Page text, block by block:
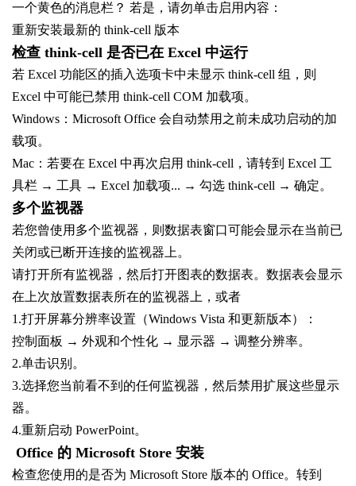
一个黄色的消息栏？ 若是，请勿单击启用内容：
重新安装最新的 think-cell 版本
检查 think-cell 是否已在 Excel 中运行
若 Excel 功能区的插入选项卡中未显示 think-cell 组，则
Excel 中可能已禁用 think-cell COM 加载项。
Windows：Microsoft Office 会自动禁用之前未成功启动的加
载项。
Mac：若要在 Excel 中再次启用 think-cell，请转到 Excel 工
具栏 → 工具 → Excel 加载项... → 勾选 think-cell → 确定。
多个监视器
若您曾使用多个监视器，则数据表窗口可能会显示在当前已
关闭或已断开连接的监视器上。
请打开所有监视器，然后打开图表的数据表。数据表会显示
在上次放置数据表所在的监视器上，或者
1.打开屏幕分辨率设置（Windows Vista 和更新版本）：
控制面板 → 外观和个性化 → 显示器 → 调整分辨率。
2.单击识别。
3.选择您当前看不到的任何监视器，然后禁用扩展这些显示
器。
4.重新启动 PowerPoint。
Office 的 Microsoft Store 安装
检查您使用的是否为 Microsoft Store 版本的 Office。转到